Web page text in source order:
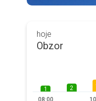
hoje
Obzor
1
08:00
2